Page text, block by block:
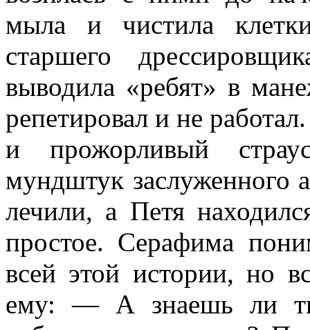
мыла и чистила
старшего
выводила «ребят» в
репетировал и не
и прожорливый
мундштук заслуженного
лечили, а Петя
простое. Серафима
всей этой истории, но
ему: — А знаешь ли